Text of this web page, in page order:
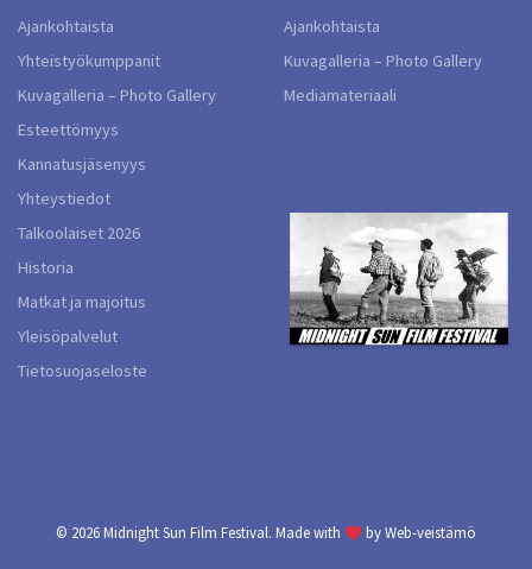
Ajankohtaista
Yhteistyökumppanit
Kuvagalleria – Photo Gallery
Esteettömyys
Kannatusjäsenyys
Yhteystiedot
Talkoolaiset 2026
Historia
Matkat ja majoitus
Yleisöpalvelut
Tietosuojaseloste
Ajankohtaista
Kuvagalleria – Photo Gallery
Mediamateriaali
© 2026Midnight Sun Film Festival. Made with byWeb-veistämö